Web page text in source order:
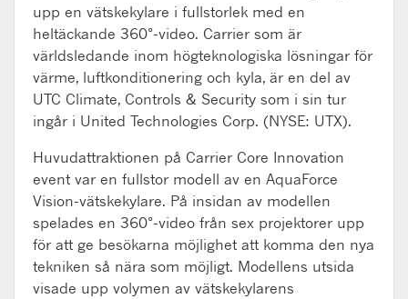
upp en vätskekylare i fullstorlek med en
heltäckande 360°-video. Carrier som är
världsledande inom högteknologiska lösningar för
värme, luftkonditionering och kyla, är en del av
UTC Climate, Controls & Security som i sin tur
ingår i United Technologies Corp. (NYSE: UTX).
Huvudattraktionen på Carrier Core Innovation
event var en fullstor modell av en AquaForce
Vision-vätskekylare. På insidan av modellen
spelades en 360°-video från sex projektorer upp
för att ge besökarna möjlighet att komma den nya
tekniken så nära som möjligt. Modellens utsida
visade upp volymen av vätskekylarens